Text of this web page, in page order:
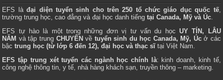
EFS làđại diện tuyển sinh cho trên 250 tổ chức giáo dục quốc tế,
trường trung học, cao đẳng và đại học danh tiếng tại Canada, Mỹ và Úc.
EFS tự hào là một trong những đơn vị tư vấn du học UY TÍN, LÂU
NĂM và tập trung CHUYÊN về tuyển sinh du học Canada, Mỹ, Úcở các
bậctrung học (từ lớp 6 đến 12), đại học và thạc sĩtại Việt Nam.
EFS tập trung xét tuyển các ngành học chính là: kinh doanh, kinh tế,
công nghệ thông tin, y tế, nhà hàng khách sạn, truyền thông – marketing.